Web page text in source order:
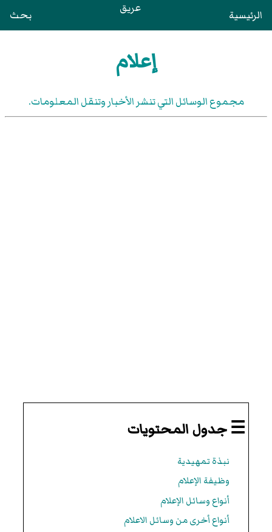
الرئيسية عريق بحث
إعلام
مجموع الوسائل التي تنشر الأخبار وتنقل المعلومات.
☰ جدول المحتويات
نبذة تمهيدية
وظيفة الإعلام
أنواع وسائل الإعلام
أنواع أخرى من وسائل الاعلام